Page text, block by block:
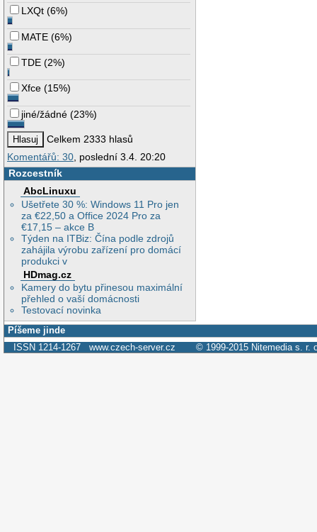
LXQt (6%)
MATE (6%)
TDE (2%)
Xfce (15%)
jiné/žádné (23%)
Celkem 2333 hlasů
Komentářů: 30, poslední 3.4. 20:20
Rozcestník
AbcLinuxu
Ušetřete 30 %: Windows 11 Pro jen
za €22,50 a Office 2024 Pro za
€17,15 – akce B
Týden na ITBiz: Čína podle zdrojů
zahájila výrobu zařízení pro domácí
produkci v
HDmag.cz
Kamery do bytu přinesou maximální
přehled o vaší domácnosti
Testovací novinka
Píšeme jinde
ISSN 1214-1267 www.czech-server.cz © 1999-2015 Nitemedia s. r.